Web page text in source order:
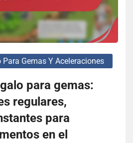
Para Gemas Y Aceleraciones
para gemas:
regulares,
para
en el